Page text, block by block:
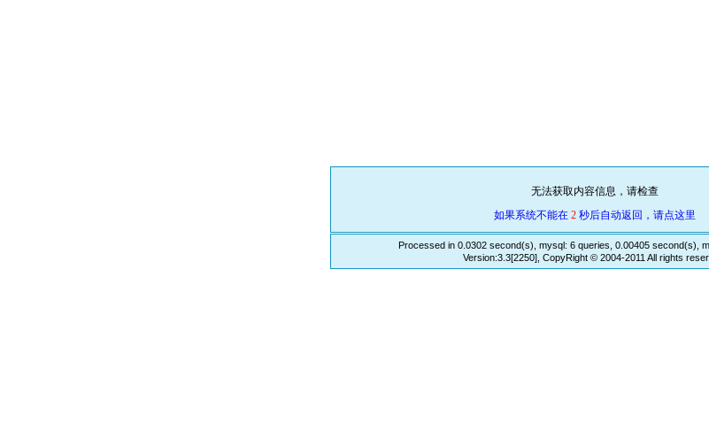
无法获取内容信息，请检查
如果系统不能在 2 秒后自动返回，请点这里
Processed in 0.0302 second(s), mysql: 6 queries, 0.00405 second(s),
Version:3.3[2250], CopyRight © 2004-2011 All rights